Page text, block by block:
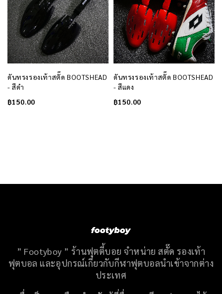
ดันทรงรองเท้าสตั๊ด BOOTSHEAD
- สีดำ
฿150.00
ดันทรงรองเท้าสตั๊ด BOOTSHEAD
- สีแดง
฿150.00
” Footyboy ” ร้านฟุตตี้บอย จำหน่าย สตั๊ด รองเท้า
ฟุตบอล และอุปกรณ์เกี่ยวกับกีฬาฟุตบอลนำเข้าจากต่าง
ประเทศ